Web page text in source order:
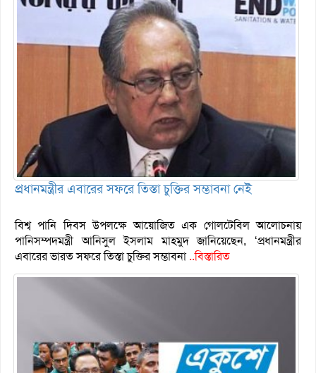
প্রধানমন্ত্রীর এবারের সফরে তিস্তা চুক্তির সম্ভাবনা নেই
বিশ্ব পানি দিবস উপলক্ষে আয়োজিত এক গোলটেবিল আলোচনায়
পানিসম্পদমন্ত্রী আনিসুল ইসলাম মাহমুদ জানিয়েছেন, ‘প্রধানমন্ত্রীর
এবারের ভারত সফরে তিস্তা চুক্তির সম্ভাবনা..বিস্তারিত